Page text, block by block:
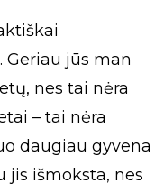
jūs man
nes tai nėra
– tai nėra
daugiau gyvena
jis išmoksta, nes